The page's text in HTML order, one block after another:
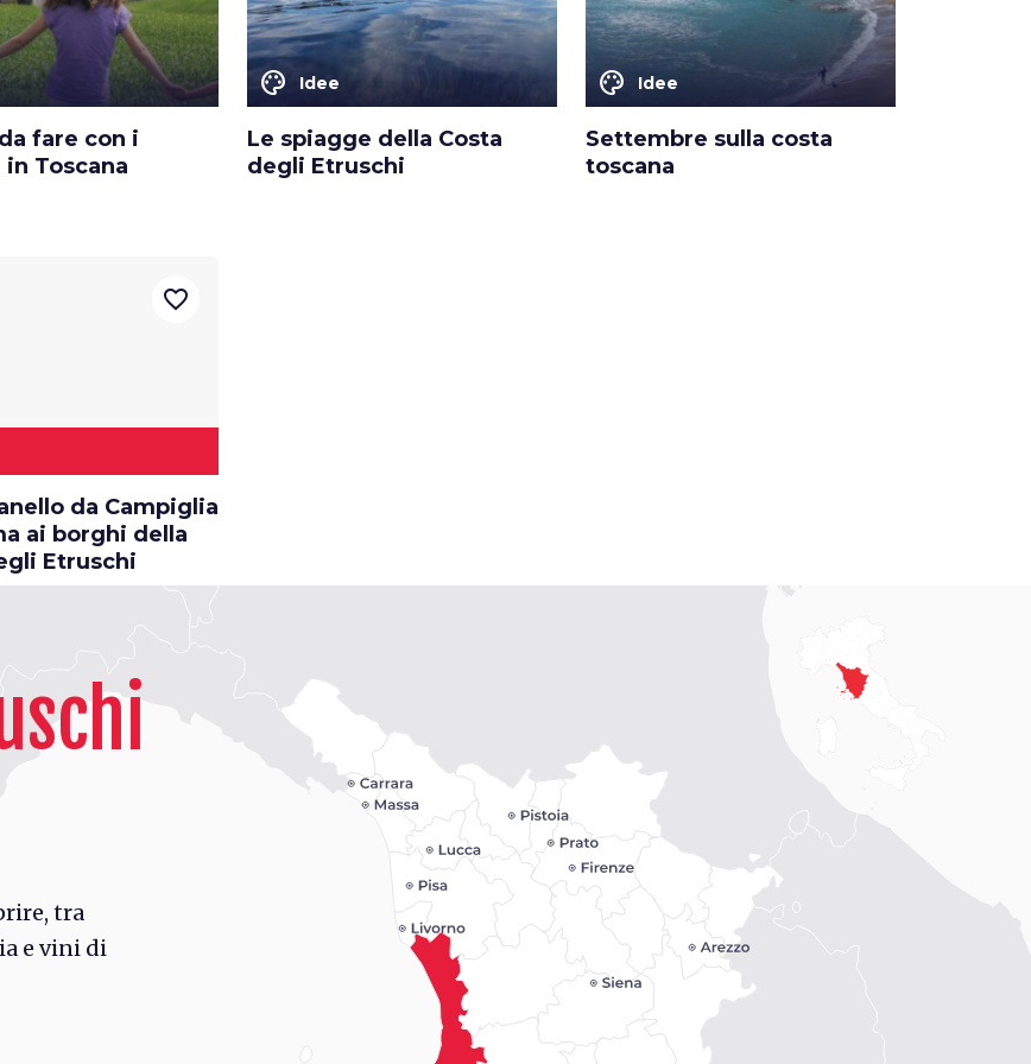
fare con i
Toscana
color_lens Idee
Le spiagge della Costa
degli Etruschi
color_lens Idee
Settembre sulla costa
toscana
da Campiglia
ai borghi della
Etruschi
favorite_border
tra
e vini di